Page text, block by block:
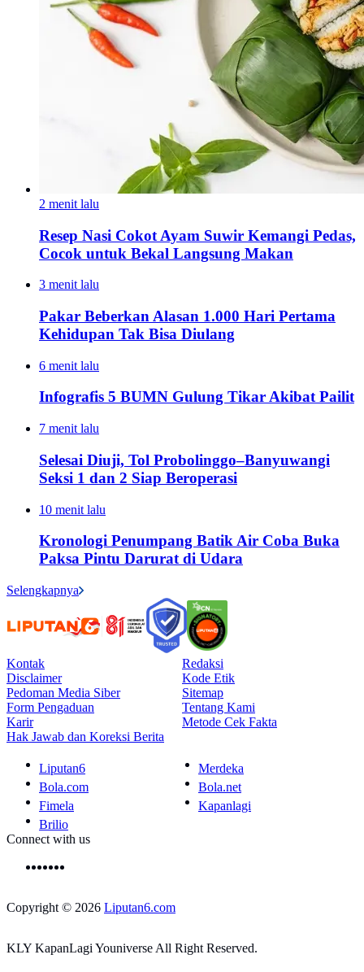
2 menit lalu
Resep Nasi Cokot Ayam Suwir Kemangi Pedas,
Cocok untuk Bekal Langsung Makan
3 menit lalu
Pakar Beberkan Alasan 1.000 Hari Pertama
Kehidupan Tak Bisa Diulang
6 menit lalu
Infografis 5 BUMN Gulung Tikar Akibat Pailit
7 menit lalu
Selesai Diuji, Tol Probolinggo–Banyuwangi
Seksi 1 dan 2 Siap Beroperasi
10 menit lalu
Kronologi Penumpang Batik Air Coba Buka
Paksa Pintu Darurat di Udara
Selengkapnya
Kontak
Redaksi
Disclaimer
Kode Etik
Pedoman Media Siber
Sitemap
Form Pengaduan
Tentang Kami
Karir
Metode Cek Fakta
Hak Jawab dan Koreksi Berita
Liputan6
Merdeka
Bola.com
Bola.net
Fimela
Kapanlagi
Brilio
Connect with us
Copyright © 2026 Liputan6.com
KLY KapanLagi Youniverse All Right Reserved.